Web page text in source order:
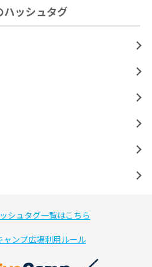
ハッシュタグ
シュタグ一覧はこちら
ャンプ広場利用ルール